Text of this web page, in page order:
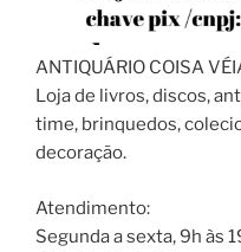
ANTIQUÁRIO COISA
Loja de livros, discos,
time, brinquedos,
decoração.
Atendimento:
Segunda a sexta, 9h às